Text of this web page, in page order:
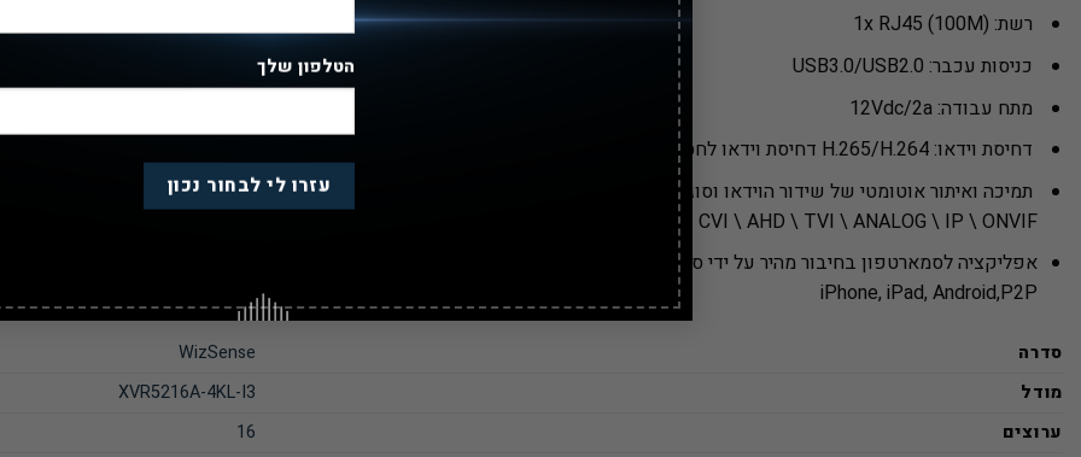
הטלפון שלך
רשת: 1x RJ45 (100M)
כניסות עכבר: USB3.0/USB2.0
מתח עבודה: 12Vdc/2a
דחיסת וידאו: H.265/H.264 דחיסת וידאו לחסכון בנפח ההקלטה והשידור ברשת
תמיכה ואיתור אוטומטי של שידור הוידאו וסוג המצלמות:
CVI \ AHD \ TVI \ ANALOG \ IP \ ONVIF
אפליקציה לסמארטפון בחיבור מהיר על ידי סריקת ברקוד
iPhone, iPad, Android,P2P
סדרה
WizSense
מודל
XVR5216A-4KL-I3
ערוצים
16